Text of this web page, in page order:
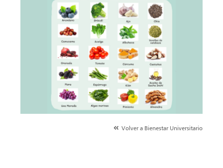
Volver a Bienestar Universitario